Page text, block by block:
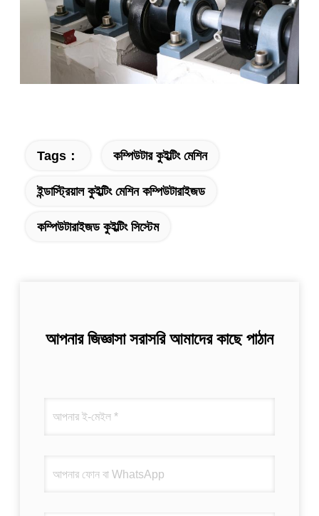
Tags： কম্পিউটার কুইল্টিং মেশিন
ইন্ডাস্ট্রিয়াল কুইল্টিং মেশিন কম্পিউটারাইজড
কম্পিউটারাইজড কুইল্টিং সিস্টেম
আপনার জিজ্ঞাসা সরাসরি আমাদের কাছে পাঠান